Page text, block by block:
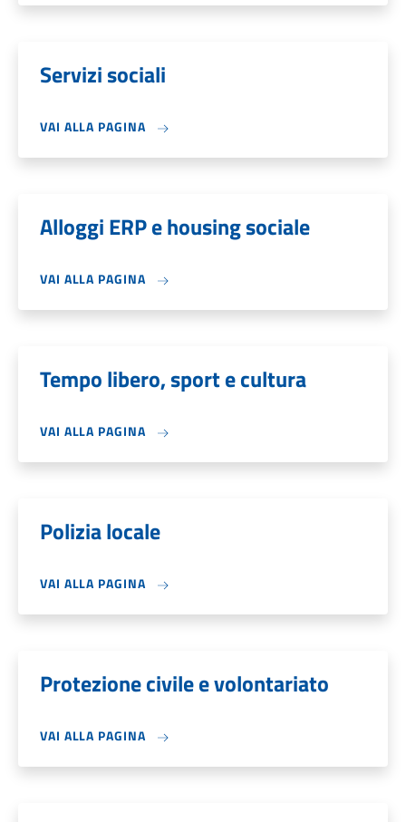
Servizi sociali
VAI ALLA PAGINA
Alloggi ERP e housing sociale
VAI ALLA PAGINA
Tempo libero, sport e cultura
VAI ALLA PAGINA
Polizia locale
VAI ALLA PAGINA
Protezione civile e volontariato
VAI ALLA PAGINA